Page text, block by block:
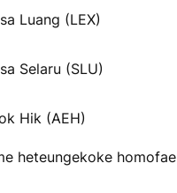
Luang (LEX)
Selaru (SLU)
Hik (AEH)
heteungekoke homofae